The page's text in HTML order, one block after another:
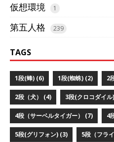
仮想環境 1
第五人格 239
TAGS
1段(蜂) (6) 1段(蜘蛛) (2) 2
2段（犬） (4) 3段(クロコダイ
4段（サーベルタイガー） (7) 4
5段(グリフォン) (3) 5段（フラ